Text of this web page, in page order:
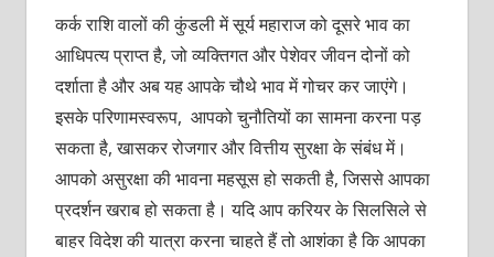
कर्क राशि वालों की कुंडली में सूर्य महाराज को दूसरे भाव का
आधिपत्य प्राप्त है, जो व्यक्तिगत और पेशेवर जीवन दोनों को
दर्शाता है और अब यह आपके चौथे भाव में गोचर कर जाएंगे।
इसके परिणामस्वरूप, आपको चुनौतियों का सामना करना पड़
सकता है, खासकर रोजगार और वित्तीय सुरक्षा के संबंध में।
आपको असुरक्षा की भावना महसूस हो सकती है, जिससे आपका
प्रदर्शन खराब हो सकता है। यदि आप करियर के सिलसिले से
बाहर विदेश की यात्रा करना चाहते हैं तो आशंका है कि आपका